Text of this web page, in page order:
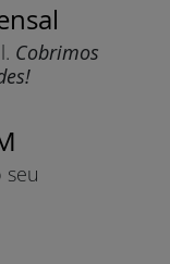
Cobrimos
seu